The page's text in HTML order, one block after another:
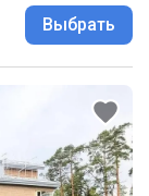
Выбрать